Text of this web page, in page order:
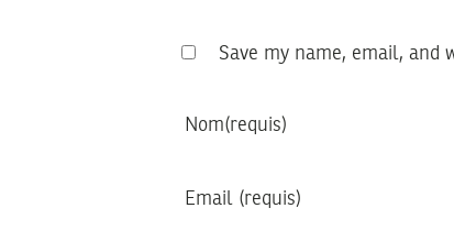
Save my name, email, and
Nom(requis)
Email (requis)